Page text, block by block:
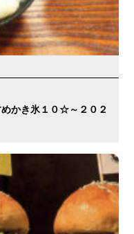
かき氷１０☆～２０２